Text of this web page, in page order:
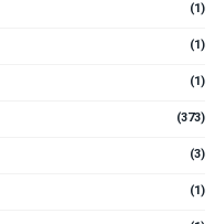
(1)
(1)
(1)
(373)
(3)
(1)